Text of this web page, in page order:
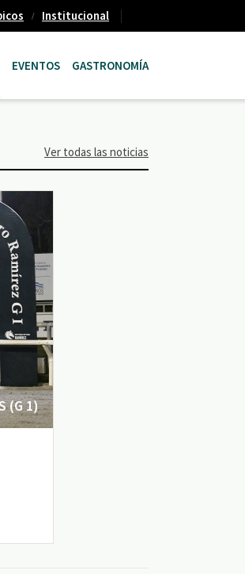
Institucional
EVENTOS GASTRONOMÍA
Ver todas las noticias
(G 1)